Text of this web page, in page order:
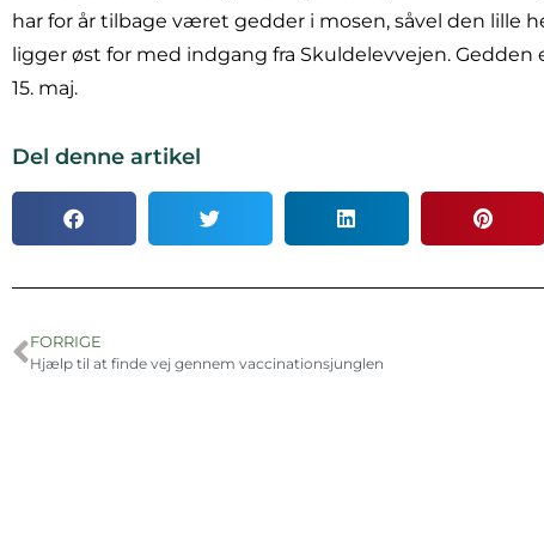
har for år tilbage været gedder i mosen, såvel den lille
ligger øst for med indgang fra Skuldelevvejen. Gedden
15. maj.
Del denne artikel
FORRIGE
Hjælp til at finde vej gennem vaccinationsjunglen